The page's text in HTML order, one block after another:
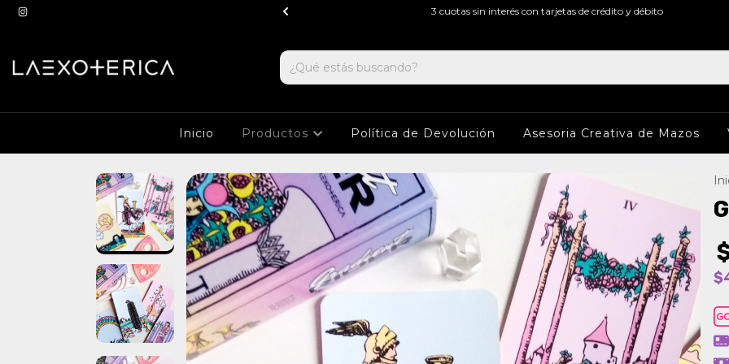
a partir de $100.000 3 cuotas sin interés con tarjetas de crédito y débito
Inicio Productos Política de Devolución Asesoria Creativa de Mazos